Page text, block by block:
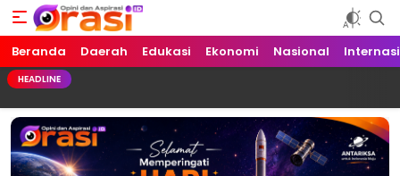
Orasi.ID
Opini dan Aspirasi!
Beranda Daerah Edukasi Ekonomi Nasional
HEADLINE